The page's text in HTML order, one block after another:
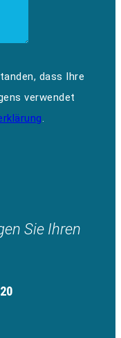
dass Ihre
verwendet
.
Sie Ihren